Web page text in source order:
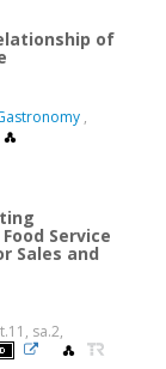
of
,
Service
Sales and
sa.2,